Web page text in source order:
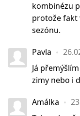
kombinézu
protože fakt
sezónu.
Pavla
Já
zimy nebo i
Amálka